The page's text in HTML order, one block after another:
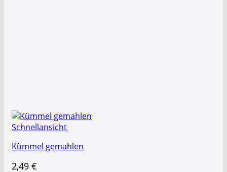
Schnellansicht
Kümmel gemahlen
2,49 €